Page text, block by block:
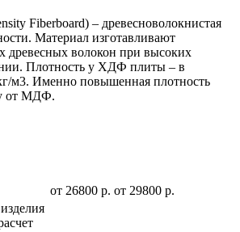
Fiberboard) – древесноволокнистая
Материал изготавливают
древесных волокон при высоких
Плотность у ХДФ плиты – в
м3. Именно повышенная плотность
от МДФ.
от 26800 р. от 29800 р.